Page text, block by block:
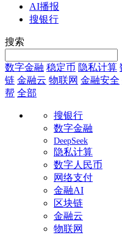
AI播报
搜银行
搜索
数字金融 稳定币 隐私计算
链 金融云 物联网 金融安全
帮 全部
搜银行
数字金融
DeepSeek
隐私计算
数字人民币
网络支付
金融AI
区块链
金融云
物联网